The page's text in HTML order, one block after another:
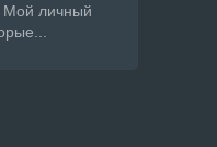
Мой личный